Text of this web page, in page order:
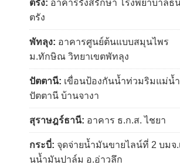
ตรัง: อาคารรังสีรักษา โรงพยาบาลธ
ตรัง
พัทลุง: อาคารศูนย์ต้นแบบสมุนไพร
ม.ทักษิณ วิทยาเขตพัทลุง
ปัตตานี: เขื่อนป้องกันน้ำท่วมริมแม่น้ำ
ปัตตานี บ้านจางา
สุราษฎร์ธานี: อาคาร ธ.ก.ส. ไชยา
กระบี่: จุดจ่ายน้ำมันขายไลน์ที่ 2 บมจ.
นน้ำมันปาล์ม อ.อ่าวลึก